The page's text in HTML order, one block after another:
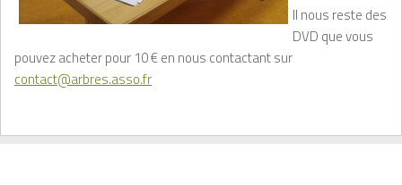
Il nous reste des
DVD que vous
pouvez acheter pour 10 € en nous contactant sur
contact@arbres.asso.fr